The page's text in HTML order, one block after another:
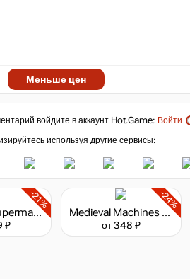
Меньше цен
войдите в аккаунт Hot.Game: Войти
используя другие сервисы:
-21%
Wild West Supermarket Simulator
₽
-24%
Medieval Machines Builder
от 348 ₽